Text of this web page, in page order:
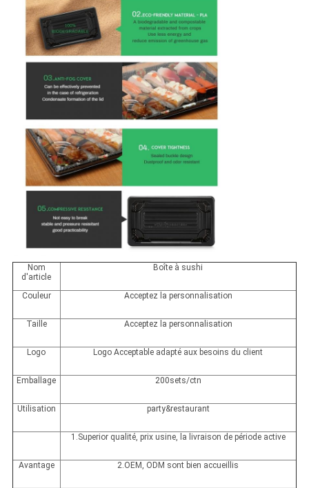
Nom
d'article
Boîte à sushi
Couleur Acceptez la personnalisation
Taille Acceptez la personnalisation
Logo Logo Acceptable adapté aux besoins du client
Emballage 200sets/ctn
Utilisation party&restaurant
1.Superior qualité, prix usine, la livraison de période active
Avantage 2.OEM, ODM sont bien accueillis